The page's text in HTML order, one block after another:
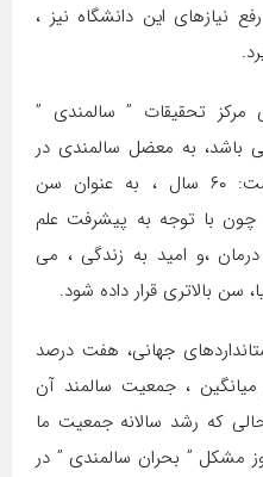
نیازهای این دانشگاه نیز ،
تحقیقات ” سالمندی ”
باشد، به معضل سالمندی در
کشور اشاره کرد و اظهارداشت: ۶۰ سال ، به عنوان سن
چون با توجه به پیشرفت علم
،و امید به زندگی ، می
سن بالاتری قرار داده شود.
جهانی، هفت درصد
، جمعیت سالمند آن
که رشد سالانه جمعیت ما
مشکل ” بحران سالمندی ” در